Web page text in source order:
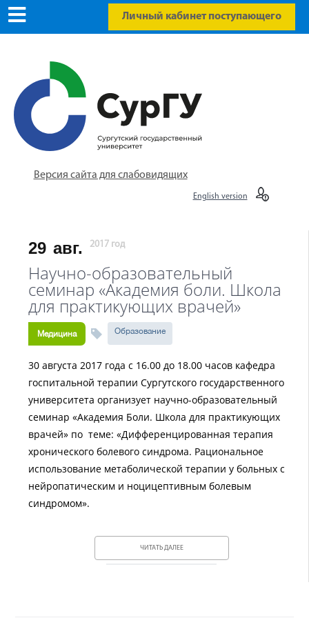
Личный кабинет поступающего
Версия сайта для слабовидящих
English version
29 авг. 2017 год
Научно-образовательный
семинар «Академия боли. Школа
для практикующих врачей»
Медицина Образование
30 августа 2017 года с 16.00 до 18.00 часов кафедра
госпитальной терапии Сургутского государственного
университета организует научно-образовательный
семинар «Академия Боли. Школа для практикующих
врачей» по теме: «Дифференцированная терапия
хронического болевого синдрома. Рациональное
использование метаболической терапии у больных с
нейропатическим и ноцицептивным болевым
синдромом».
ЧИТАТЬ ДАЛЕЕ